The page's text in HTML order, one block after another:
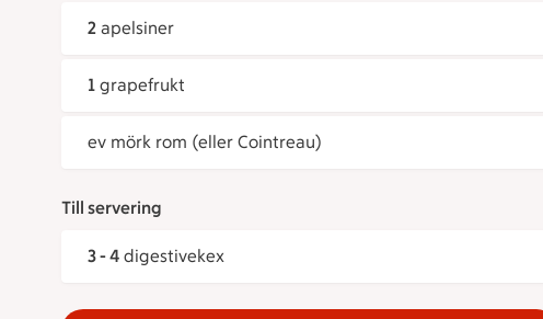
2 apelsiner
1 grapefrukt
ev mörk rom (eller Cointreau)
Till servering
3 - 4 digestivekex